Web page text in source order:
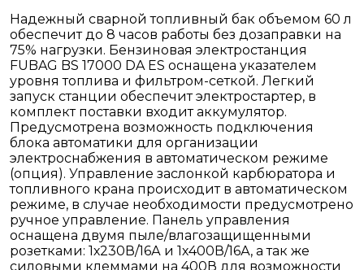
Надежный сварной топливный бак объемом 60 л
обеспечит до 8 часов работы без дозаправки на
75% нагрузки. Бензиновая электростанция
FUBAG BS 17000 DA ES оснащена указателем
уровня топлива и фильтром-сеткой. Легкий
запуск станции обеспечит электростартер, в
комплект поставки входит аккумулятор.
Предусмотрена возможность подключения
блока автоматики для организации
электроснабжения в автоматическом режиме
(опция). Управление заслонкой карбюратора и
топливного крана происходит в автоматическом
режиме, в случае необходимости предусмотрено
ручное управление. Панель управления
оснащена двумя пыле/влагозащищенными
розетками: 1х230В/16А и 1х400В/16А, а так же
силовыми клеммами на 400В для возможности